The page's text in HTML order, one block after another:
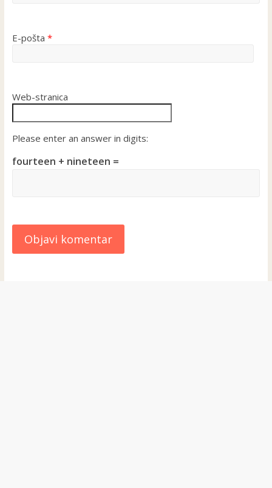
E-pošta *
Web-stranica
Please enter an answer in digits:
fourteen + nineteen =